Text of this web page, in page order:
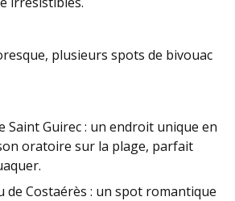
plusieurs spots de bivouac
Saint Guirec : un endroit unique en
oratoire sur la plage, parfait
de Costaérès : un spot romantique